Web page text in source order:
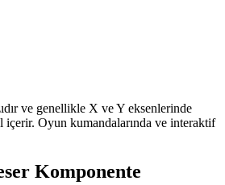
ve genellikle X ve Y eksenlerinde
Oyun kumandalarında ve interaktif
Komponente